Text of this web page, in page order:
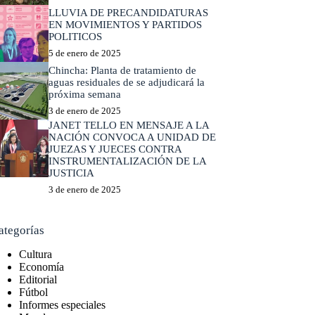
LLUVIA DE PRECANDIDATURAS
EN MOVIMIENTOS Y PARTIDOS
POLITICOS
5 de enero de 2025
Chincha: Planta de tratamiento de
aguas residuales de se adjudicará la
próxima semana
3 de enero de 2025
JANET TELLO EN MENSAJE A LA
NACIÓN CONVOCA A UNIDAD DE
JUEZAS Y JUECES CONTRA
INSTRUMENTALIZACIÓN DE LA
JUSTICIA
3 de enero de 2025
Cultura
Economía
Editorial
Fútbol
Informes especiales